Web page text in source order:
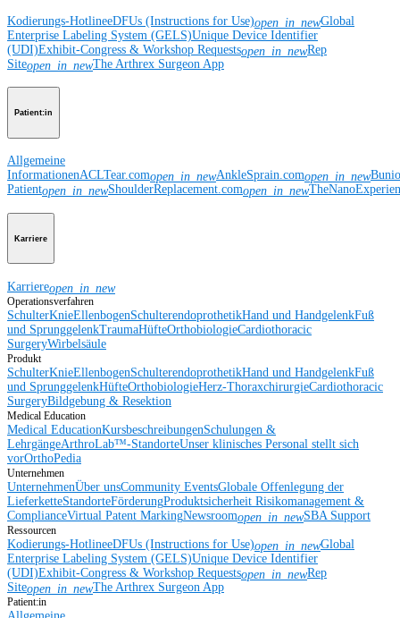
Kodierungs-HotlineeDFUs (Instructions for Use)open_in_newGlobal
Enterprise Labeling System (GELS)Unique Device Identifier
(UDI)Exhibit-Congress & Workshop Requestsopen_in_newRep
Siteopen_in_newThe Arthrex Surgeon App
Patient:in
Allgemeine
InformationenACLTear.comopen_in_newAnkleSprain.comopen_in_new
Patientopen_in_newShoulderReplacement.comopen_in_new
Karriere
Karriereopen_in_new
Operationsverfahren
SchulterKnieEllenbogenSchulterendoprothetikHand und HandgelenkFuß
und SprunggelenkTraumaHüfteOrthobiologieCardiothoracic
SurgeryWirbelsäule
Produkt
SchulterKnieEllenbogenSchulterendoprothetikHand und HandgelenkFuß
und SprunggelenkHüfteOrthobiologieHerz-ThoraxchirurgieCardiothoracic
SurgeryBildgebung & Resektion
Medical Education
Medical EducationKursbeschreibungenSchulungen &
LehrgängeArthroLab™-StandorteUnser klinisches Personal stellt sich
vorOrthoPedia
Unternehmen
UnternehmenÜber unsCommunity EventsGlobale Offenlegung der
LieferketteStandorteFörderungProduktsicherheit Risikomanagement &
ComplianceVirtual Patent MarkingNewsroomopen_in_newSBA Support
Ressourcen
Kodierungs-HotlineeDFUs (Instructions for Use)open_in_newGlobal
Enterprise Labeling System (GELS)Unique Device Identifier
(UDI)Exhibit-Congress & Workshop Requestsopen_in_newRep
Siteopen_in_newThe Arthrex Surgeon App
Patient:in